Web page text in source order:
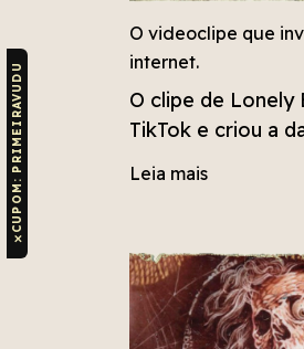
O videoclipe que
internet.
O clipe de Lonely
TikTok e criou a
Leia mais
✕
CUPOM: PRIMEIRAVUDU